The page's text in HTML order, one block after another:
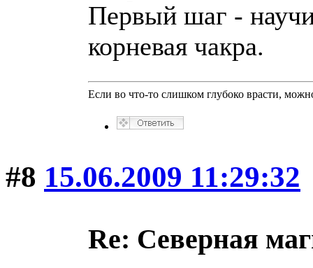
Первый шаг -
корневая чакра.
Если во что-то слишком глубоко врасти,
#8 15.06.2009 11:29:32
Re: Северная